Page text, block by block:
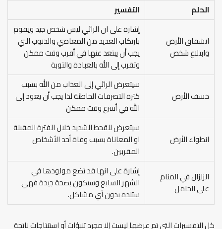
الحلم التفسير
انشقاق الأرض
وابتلاع شخص
إشارة على ان الرائي ليس شخص جيد ويقوم
بارتكاب العديد من المعاصي والذنوب التي
يجب أن يبتعد عنها في أقرب وقت ممكن
وتقرب إلى الله بالعبادة والتوبة
خسف الأرض
سيتعرض الرائي إلى العذاب من الله بسبب
كثرة التصرفات الخاطئة لذا يجب أن يعود إلى
الله في أسرع وقت ممكن
انطواء الأرض
سيتعرض للقحط الشديد خلال الفترة المقبلة
او المعاناة بسبب وفاة أحد الأشخاص
المقربين.
الزلزال في المنام
على الحامل
إشارة على انها قد تضع مولودها في
الشهر السابع وسيكون بصحة جيدة فهي
ستلده بدون أي مشاكل.
كل التفسيرات التي تم عرضها ليست إلا مجرد تنبؤات أو استنتاجات ناتجة